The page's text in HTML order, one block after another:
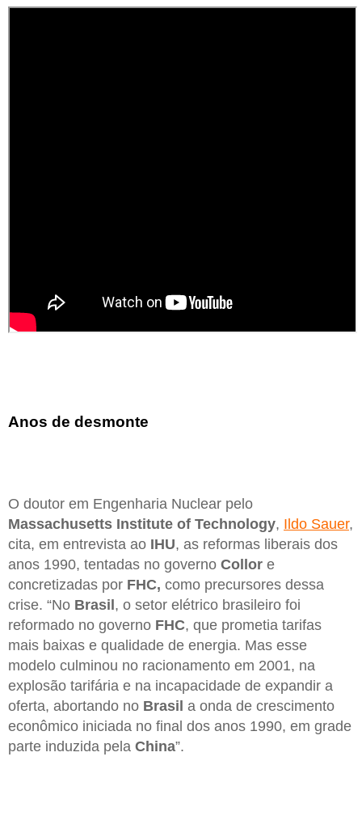
Anos de desmonte
O doutor em Engenharia Nuclear pelo
Massachusetts Institute of Technology, Ildo Sauer,
cita, em entrevista ao IHU, as reformas liberais dos
anos 1990, tentadas no governo Collor e
concretizadas por FHC, como precursores dessa
crise. “No Brasil, o setor elétrico brasileiro foi
reformado no governo FHC, que prometia tarifas
mais baixas e qualidade de energia. Mas esse
modelo culminou no racionamento em 2001, na
explosão tarifária e na incapacidade de expandir a
oferta, abortando no Brasil a onda de crescimento
econômico iniciada no final dos anos 1990, em grade
parte induzida pela China”.